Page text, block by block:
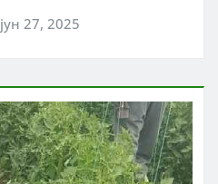
јун 27, 2025